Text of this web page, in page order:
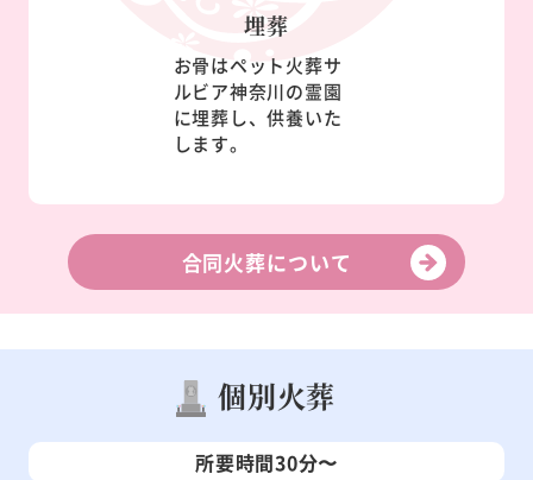
埋葬
お骨はペット火葬サ
ルビア神奈川の霊園
に埋葬し、供養いた
します。
合同火葬について
個別火葬
所要時間30分〜